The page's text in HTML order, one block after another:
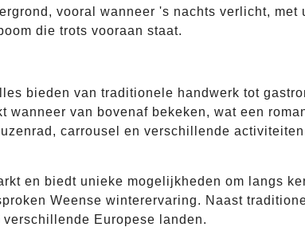
vooral wanneer 's nachts verlicht, met
die trots vooraan staat.
bieden van traditionele handwerk tot
van bovenaf bekeken, wat een
carrousel en verschillende
en biedt unieke mogelijkheden om langs
Weense winterervaring. Naast
Europese landen.